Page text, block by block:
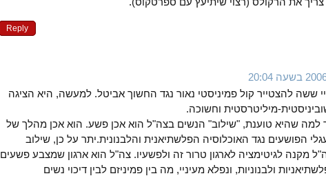
Reply
ששה להצטייר קול פמיניסטי נאור נגד החשוך אביטל. למעשה, היא הציגה
מיליטרסטית וחשוכה.
למה שהיא טוענת, "שילוב" הנשים בצה"ל הוא אכן פשע. הוא אכן מהלך של
הפושעים נגד האוכלוסיה הפלשתיאנית והלבנונית.יתר על כן, שילוב
מקנה לגיטימציה לארגון טרור זה ולפשעיו. צה"ל הוא ארגון שמצבע פשעים
ולבנוניות, ונפלא מעיניי, מה בין פמיניזם לבין דיכוי נשים